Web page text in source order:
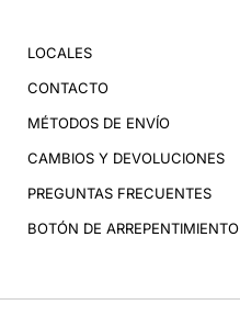
LOCALES
CONTACTO
MÉTODOS DE ENVÍO
CAMBIOS Y DEVOLUCIONES
PREGUNTAS FRECUENTES
BOTÓN DE ARREPENTIMIENTO